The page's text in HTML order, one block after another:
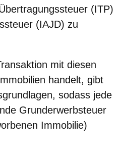
(ITP)
(IAJD) zu
mit diesen
handelt, gibt
, sodass jede
Grunderwerbsteuer
Immobilie)